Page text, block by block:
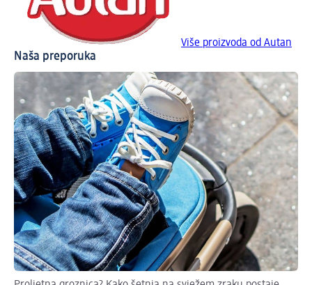
Više proizvoda od Autan
Naša preporuka